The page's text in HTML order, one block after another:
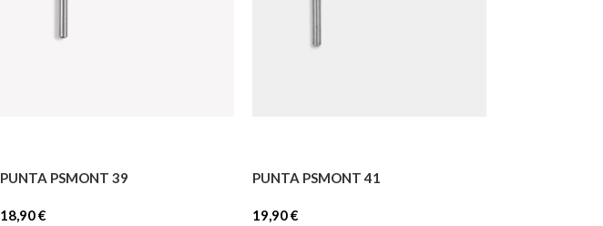
PUNTA PSMONT 39
18,90€
PUNTA PSMONT 41
19,90€